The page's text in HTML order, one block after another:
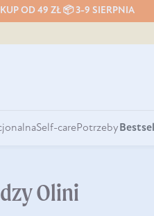
OD 49 ZŁ 📦 3-9 SIERPNIA
Self-carePotrzeby
Olini